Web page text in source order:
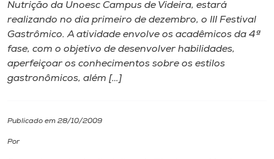
A
Internacionalização
Nutrição da Unoesc Campus de Videira, estará
realizando no dia primeiro de dezembro, o III Festival
Gastrômico. A atividade envolve os acadêmicos da 4ª
fase, com o objetivo de desenvolver habilidades,
aperfeiçoar os conhecimentos sobre os estilos
gastronômicos, além […]
Publicado em 28/10/2009
Por